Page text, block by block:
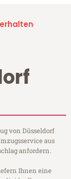
von Düsseldorf
aus
anfordern.
Ihnen eine